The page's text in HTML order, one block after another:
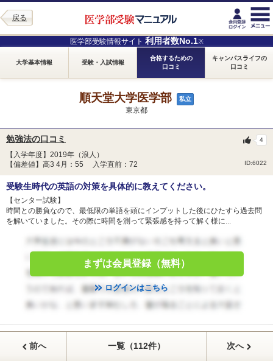
戻る
医学部受験情報サイト 利用者数No.1※
大学基本情報 受験・入試情報
合格するための
口コミ
キャンパスライフの
口コミ
順天堂大学医学部 私立
東京都
勉強法の口コミ
【入学年度】2019年（浪人）
【偏差値】高3 4月：55 入学直前：72
ID:6022
4
受験生時代の英語の対策を具体的に教えてください。
【センター試験】
時間との勝負なので、最低限の単語を頭にインプットした後にひたすら過去問
を解いていました。その際に時間を測って緊張感を持って解く様に...
まずは会員登録（無料）
ログインはこちら
前へ 一覧（112件） 次へ